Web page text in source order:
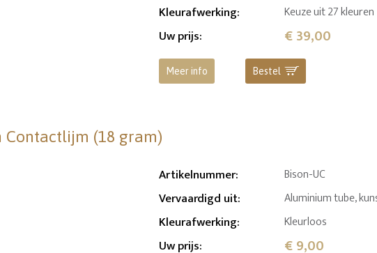
Kleurafwerking: Keuze uit 27 kleuren
Uw prijs: € 39,00
Meer info Bestel
Contactlijm (18 gram)
Artikelnummer: Bison-UC
Vervaardigd uit: Aluminium tube,
Kleurafwerking: Kleurloos
Uw prijs: € 9,00